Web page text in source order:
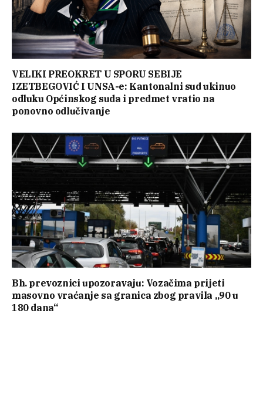
VELIKI PREOKRET U SPORU SEBIJE
IZETBEGOVIĆ I UNSA-e: Kantonalni sud ukinuo
odluku Općinskog suda i predmet vratio na
ponovno odlučivanje
Bh. prevoznici upozoravaju: Vozačima prijeti
masovno vraćanje sa granica zbog pravila „90 u
180 dana“